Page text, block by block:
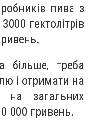
пива з
гектолітрів
треба
і отримати на
загальних
000 гривень.